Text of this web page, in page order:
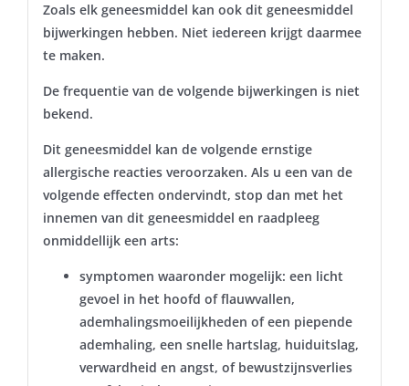
Zoals elk geneesmiddel kan ook dit geneesmiddel
bijwerkingen hebben. Niet iedereen krijgt daarmee
te maken.
De frequentie van de volgende bijwerkingen is niet
bekend.
Dit geneesmiddel kan de volgende ernstige
allergische reacties veroorzaken. Als u een van de
volgende effecten ondervindt, stop dan met het
innemen van dit geneesmiddel en raadpleeg
onmiddellijk een arts:
symptomen waaronder mogelijk: een licht
gevoel in het hoofd of flauwvallen,
ademhalingsmoeilijkheden of een piepende
ademhaling, een snelle hartslag, huiduitslag,
verwardheid en angst, of bewustzijnsverlies